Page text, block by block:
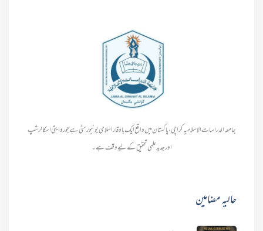
جامعہ الدراسات الاسلامیہ کراچی، پاکستان میں واقع ایک باوقار اسلامی یونیورسٹی ہے جو روایتی اسکالرشپ
اور جدید علمی تحقیق کے لیے وقف ہے۔
حالیہ مضامین